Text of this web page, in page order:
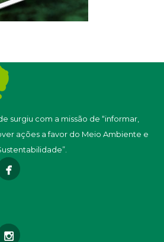
surgiu com a missão de “informar,
ações a favor do Meio Ambiente e